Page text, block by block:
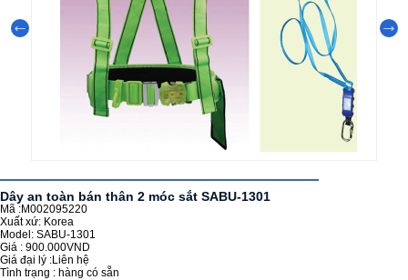
Dây an toàn bán thân 2 móc sắt SABU-1301
Mã :M002095220
Xuất xứ: Korea
Model: SABU-1301
Giá : 900.000VND
Giá đại lý :Liên hệ
Tình trạng : hàng có sẵn